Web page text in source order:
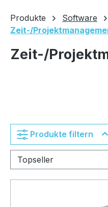
Produkte Software
Zeit-/
Zeit-/
Produkte filtern